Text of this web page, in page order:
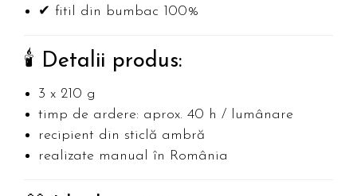
✔ fitil din bumbac 100%
🕯 Detalii produs:
3 x 210 g
timp de ardere: aprox. 40 h / lumânare
recipient din sticlă ambră
realizate manual în România